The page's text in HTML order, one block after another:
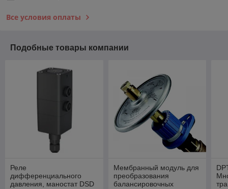
Все условия оплаты
Подобные товары компании
Реле
дифференциального
давления, маностат DSD
Мембранный модуль для
преобразования
балансировочных